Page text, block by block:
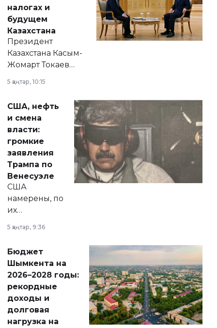
налогах и
будущем
Казахстана
Президент
Казахстана Касым-
Жомарт Токаев
сразу несколько
актуальных тем —
от слухов о
политических
реформах до
вопросов армии,
экономики и
личного здоровья.
5 қаңтар, 10:15
США, нефть
и смена
власти:
громкие
заявления
Трампа по
Венесуэле
США
намерены, по
их
принести
народу
Венесуэлы.
5 қаңтар, 9:36
Бюджет
Шымкента на
2026–2028 годы:
рекордные
доходы и
долговая
нагрузка на